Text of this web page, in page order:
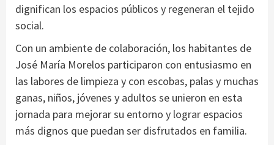
dignifican los espacios públicos y regeneran el tejido
social.
Con un ambiente de colaboración, los habitantes de
José María Morelos participaron con entusiasmo en
las labores de limpieza y con escobas, palas y muchas
ganas, niños, jóvenes y adultos se unieron en esta
jornada para mejorar su entorno y lograr espacios
más dignos que puedan ser disfrutados en familia.